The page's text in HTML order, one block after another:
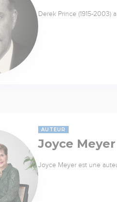
Derek Prince (1915-2003)
AUTEUR
Joyce Meyer
Joyce Meyer est une